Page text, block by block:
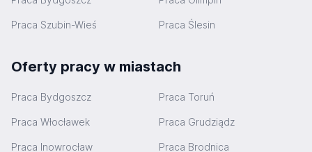
Praca Szubin-Wieś Praca Ślesin
Oferty pracy w miastach
Praca Bydgoszcz Praca Toruń
Praca Włocławek Praca Grudziądz
Praca Inowrocław Praca Brodnica